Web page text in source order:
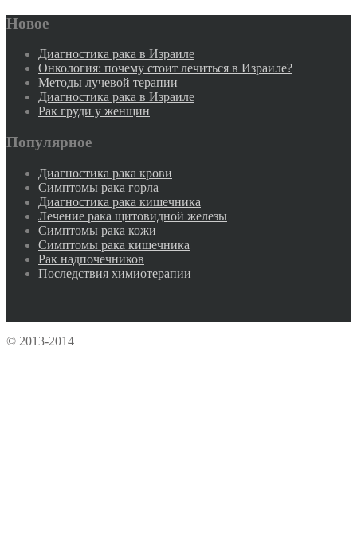
Новое
Диагностика рака в Израиле
Онкология: почему стоит лечиться в Израиле?
Методы лучевой терапии
Диагностика рака в Израиле
Рак груди у женщин
Популярное
Диагностика рака крови
Симптомы рака горла
Диагностика рака кишечника
Лечение рака щитовидной железы
Симптомы рака кожи
Симптомы рака кишечника
Рак надпочечников
Последствия химиотерапии
© 2013-2014